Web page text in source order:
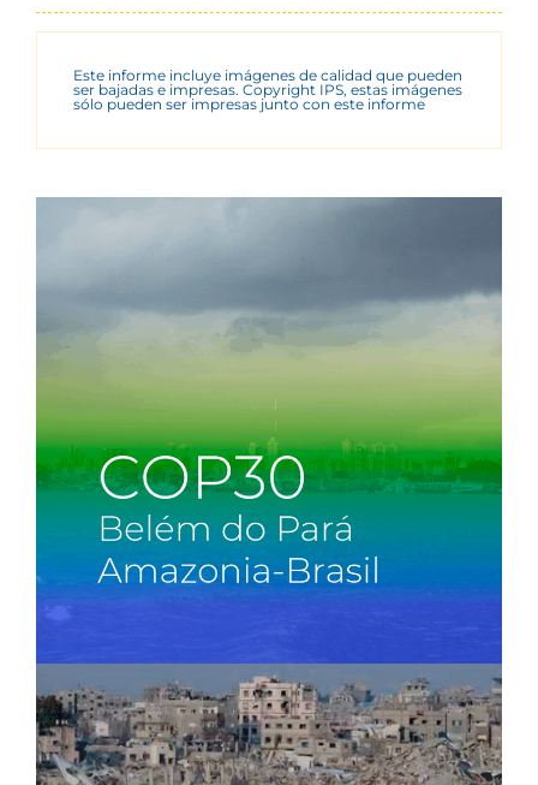
Este informe incluye imágenes de calidad que pueden
ser bajadas e impresas. Copyright IPS, estas imágenes
sólo pueden ser impresas junto con este informe